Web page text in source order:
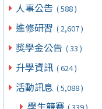
人事公告 ( 588 )
進修研習 ( 2,607 )
獎學金公告 ( 33 )
升學資訊 ( 624 )
活動訊息 ( 5,088 )